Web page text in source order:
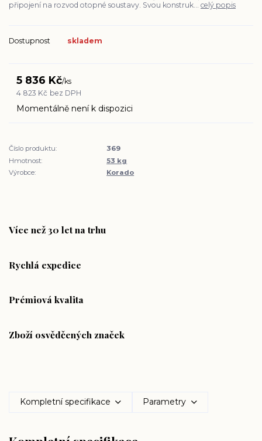
připojení na rozvod otopné soustavy. Svou konstruk... celý popis
Dostupnost skladem
5 836 Kč/ks
4 823 Kč bez DPH
Momentálně není k dispozici
Číslo produktu:
369
Hmotnost:
53 kg
Výrobce:
Korado
Více než 30 let na trhu
Rychlá expedice
Prémiová kvalita
Zboží osvědčených značek
Kompletní specifikace Parametry